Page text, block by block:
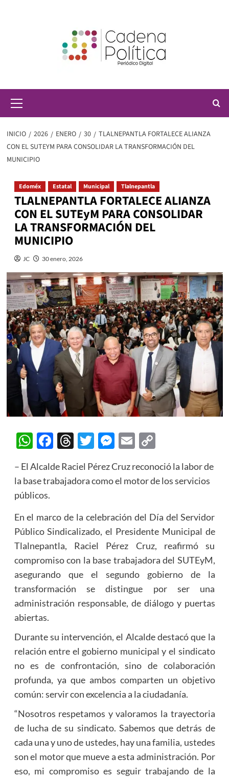
principal
INICIO 2026 ENERO 30
TLALNEPANTLA FORTALECE ALIANZA
CON EL SUTEYM PARA CONSOLIDAR LA TRANSFORMACIÓN DEL
MUNICIPIO
Edoméx Estatal Municipal Tlalnepantla
TLALNEPANTLA FORTALECE ALIANZA
CON EL SUTEyM PARA CONSOLIDAR
LA TRANSFORMACIÓN DEL
MUNICIPIO
JC 30 enero, 2026
WhatsApp
Facebook
Threads
Twitter
Messenger
EmailCopy
– El Alcalde Raciel Pérez Cruz reconoció la labor de
la base trabajadora como el motor de los servicios
públicos.
En el marco de la celebración del Día del Servidor
Público Sindicalizado, el Presidente Municipal de
Tlalnepantla, Raciel Pérez Cruz, reafirmó su
compromiso con la base trabajadora del SUTEyM,
asegurando que el segundo gobierno de la
transformación se distingue por ser una
administración responsable, de diálogo y puertas
abiertas.
Durante su intervención, el Alcalde destacó que la
relación entre el gobierno municipal y el sindicato
no es de confrontación, sino de colaboración
profunda, ya que ambos comparten un objetivo
común: servir con excelencia a la ciudadanía.
“Nosotros respetamos y valoramos la trayectoria
de lucha de su sindicato. Sabemos que detrás de
cada una y uno de ustedes, hay una familia, ustedes
son el motor que mueve a esta administración. Por
eso, mi compromiso es seguir trabajando de la